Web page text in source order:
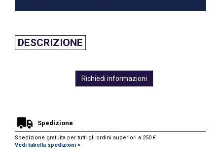
DESCRIZIONE
Richiedi informazioni
Spedizione
Spedizione gratuita per tutti gli ordini superiori a 250 €
Vedi tabella spedizioni >